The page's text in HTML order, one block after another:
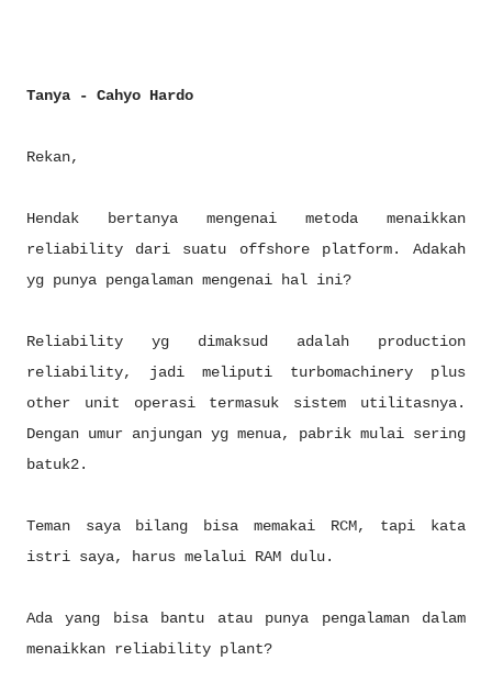
Tanya - Cahyo Hardo
Rekan,
Hendak bertanya mengenai metoda menaikkan
reliability dari suatu offshore platform. Adakah
yg punya pengalaman mengenai hal ini?
Reliability yg dimaksud adalah production
reliability, jadi meliputi turbomachinery plus
other unit operasi termasuk sistem utilitasnya.
Dengan umur anjungan yg menua, pabrik mulai sering
batuk2.
Teman saya bilang bisa memakai RCM, tapi kata
istri saya, harus melalui RAM dulu.
Ada yang bisa bantu atau punya pengalaman dalam
menaikkan reliability plant?